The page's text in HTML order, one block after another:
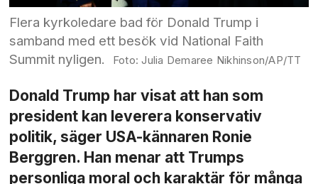
Flera kyrkoledare bad för Donald Trump i
samband med ett besök vid National Faith
Summit nyligen.
Julia Demaree Nikhinson/AP/TT
Donald Trump har visat att han som
president kan leverera konservativ
politik, säger USA-kännaren Ronie
Berggren. Han menar att Trumps
personliga moral och karaktär för många